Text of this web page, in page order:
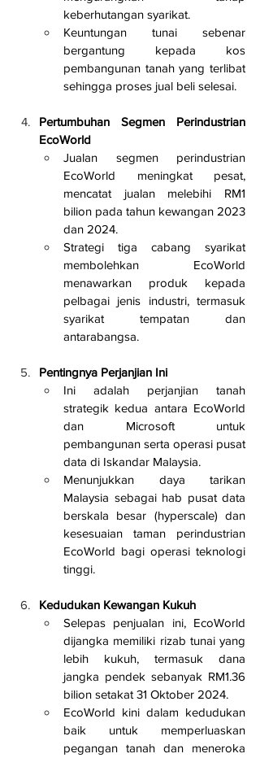
keberhutangan syarikat.
Keuntungan tunai sebenar
bergantung kepada kos
pembangunan tanah yang terlibat
sehingga proses jual beli selesai.
Pertumbuhan Segmen Perindustrian
EcoWorld
Jualan segmen perindustrian
EcoWorld meningkat pesat,
mencatat jualan melebihi RM1
bilion pada tahun kewangan 2023
dan 2024.
Strategi tiga cabang syarikat
membolehkan EcoWorld
menawarkan produk kepada
pelbagai jenis industri, termasuk
syarikat tempatan dan
antarabangsa.
Pentingnya Perjanjian Ini
Ini adalah perjanjian tanah
strategik kedua antara EcoWorld
dan Microsoft untuk
pembangunan serta operasi pusat
data di Iskandar Malaysia.
Menunjukkan daya tarikan
Malaysia sebagai hab pusat data
berskala besar (hyperscale) dan
kesesuaian taman perindustrian
EcoWorld bagi operasi teknologi
tinggi.
Kedudukan Kewangan Kukuh
Selepas penjualan ini, EcoWorld
dijangka memiliki rizab tunai yang
lebih kukuh, termasuk dana
jangka pendek sebanyak RM1.36
bilion setakat 31 Oktober 2024.
EcoWorld kini dalam kedudukan
baik untuk memperluaskan
pegangan tanah dan meneroka